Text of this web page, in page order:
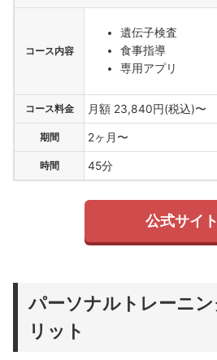
コース内容
遺伝子検査
食事指導
専用アプリ
コース料金 月額 23,840円(税込)〜
期間 2ヶ月〜
時間 45分
公式サイト
パーソナルトレーニ
リット